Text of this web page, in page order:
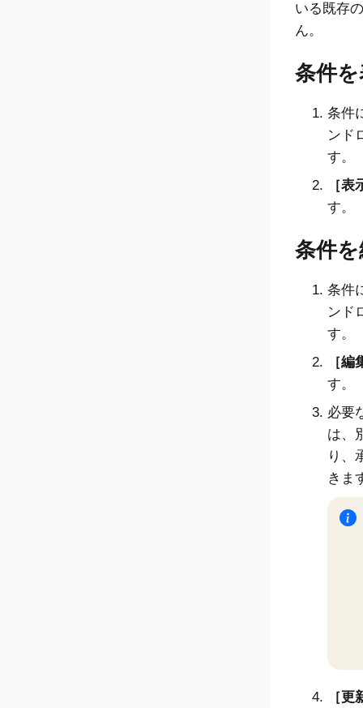
いる既存
ん。
条件
条件
ンド
す。
表
す。
条件
条件
ンド
す。
編
す。
必要
は、
り、
きま
更